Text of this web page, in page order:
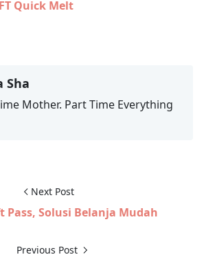
Quick Melt
Sha
Mother. Part Time Everything
Next Post
Pass, Solusi Belanja Mudah
Previous Post